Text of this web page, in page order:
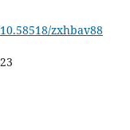
zxhbav88